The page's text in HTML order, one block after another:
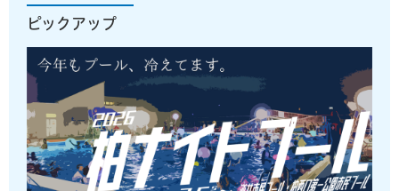
ピックアップ